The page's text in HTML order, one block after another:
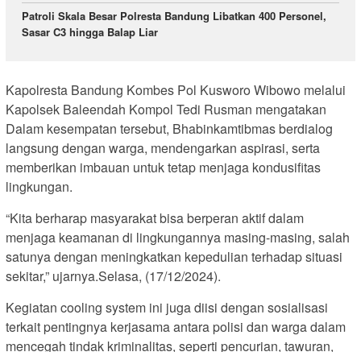
Patroli Skala Besar Polresta Bandung Libatkan 400 Personel,
Sasar C3 hingga Balap Liar
Kapolresta Bandung Kombes Pol Kusworo Wibowo melalui
Kapolsek Baleendah Kompol Tedi Rusman mengatakan
Dalam kesempatan tersebut, Bhabinkamtibmas berdialog
langsung dengan warga, mendengarkan aspirasi, serta
memberikan imbauan untuk tetap menjaga kondusifitas
lingkungan.
“Kita berharap masyarakat bisa berperan aktif dalam
menjaga keamanan di lingkungannya masing-masing, salah
satunya dengan meningkatkan kepedulian terhadap situasi
sekitar,” ujarnya.Selasa, (17/12/2024).
Kegiatan cooling system ini juga diisi dengan sosialisasi
terkait pentingnya kerjasama antara polisi dan warga dalam
mencegah tindak kriminalitas, seperti pencurian, tawuran,